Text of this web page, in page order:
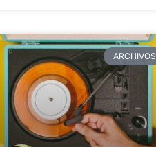
ARCHIVOS